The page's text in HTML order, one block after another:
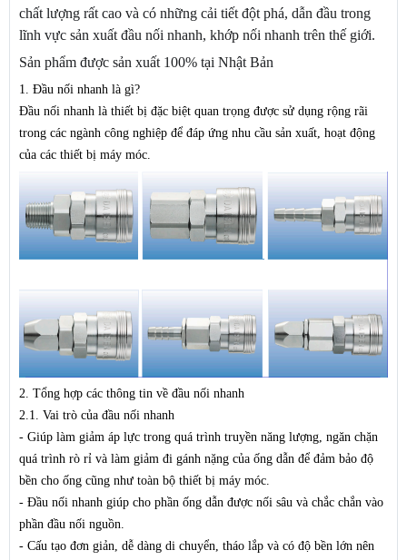
chất lượng rất cao và có những cải tiết đột phá, dẫn đầu trong
lĩnh vực sản xuất đầu nối nhanh, khớp nối nhanh trên thế giới.
Sản phẩm được sản xuất 100% tại Nhật Bản
1. Đầu nối nhanh là gì?
Đầu nối nhanh là thiết bị đặc biệt quan trọng được sử dụng rộng rãi
trong các ngành công nghiệp để đáp ứng nhu cầu sản xuất, hoạt động
của các thiết bị máy móc.
2. Tổng hợp các thông tin về đầu nối nhanh
2.1. Vai trò của đầu nối nhanh
- Giúp làm giảm áp lực trong quá trình truyền năng lượng, ngăn chặn
quá trình rò rỉ và làm giảm đi gánh nặng của ống dẫn để đảm bảo độ
bền cho ống cũng như toàn bộ thiết bị máy móc.
- Đầu nối nhanh giúp cho phần ống dẫn được nối sâu và chắc chắn vào
phần đầu nối nguồn.
- Cấu tạo đơn giản, dễ dàng di chuyển, tháo lắp và có độ bền lớn nên